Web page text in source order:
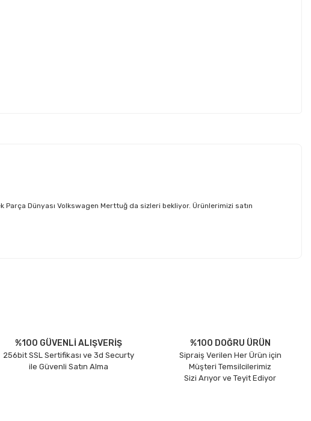
Dünyası Volkswagen Merttuğ da sizleri bekliyor. Ürünlerimizi satın
%100 GÜVENLİ ALIŞVERİŞ
256bit SSL Sertifikası ve 3d Securty
ile Güvenli Satın Alma
%100 DOĞRU ÜRÜN
Sipraiş Verilen Her Ürün için
Müşteri Temsilcilerimiz
Sizi Arıyor ve Teyit Ediyor